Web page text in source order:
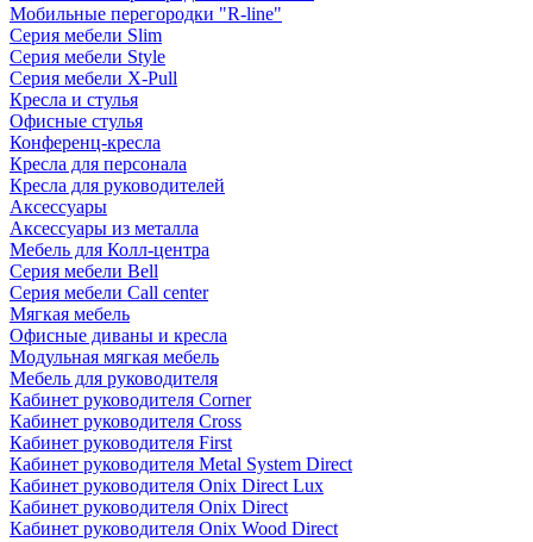
Мобильные перегородки "R-line"
Серия мебели Slim
Серия мебели Style
Серия мебели X-Pull
Кресла и стулья
Офисные стулья
Конференц-кресла
Кресла для персонала
Кресла для руководителей
Аксессуары
Аксессуары из металла
Мебель для Колл-центра
Серия мебели Bell
Серия мебели Call center
Мягкая мебель
Офисные диваны и кресла
Модульная мягкая мебель
Мебель для руководителя
Кабинет руководителя Corner
Кабинет руководителя Cross
Кабинет руководителя First
Кабинет руководителя Metal System Direct
Кабинет руководителя Onix Direct Lux
Кабинет руководителя Onix Direct
Кабинет руководителя Onix Wood Direct